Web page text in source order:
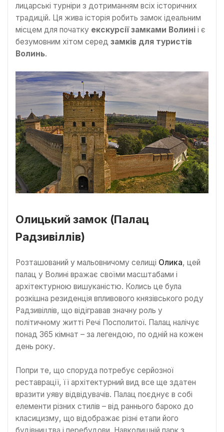
лицарські турніри з дотриманням всіх історичних
традицій. Ця жива історія робить замок ідеальним
місцем для початку екскурсії замками Волині і є
безумовним хітом серед замків для туристів
Волинь.
Олицький замок (Палац
Радзивіллів)
Розташований у мальовничому селищі Олика, цей
палац у Волині вражає своїми масштабами і
архітектурною вишуканістю. Колись це була
розкішна резиденція впливового князівського роду
Радзивіллів, що відігравав значну роль у
політичному житті Речі Посполитої. Палац налічує
понад 365 кімнат – за легендою, по одній на кожен
день року.
Попри те, що споруда потребує серйозної
реставрації, її архітектурний вид все ще здатен
вразити уяву відвідувачів. Палац поєднує в собі
елементи різних стилів – від раннього бароко до
класицизму, що відображає різні етапи його